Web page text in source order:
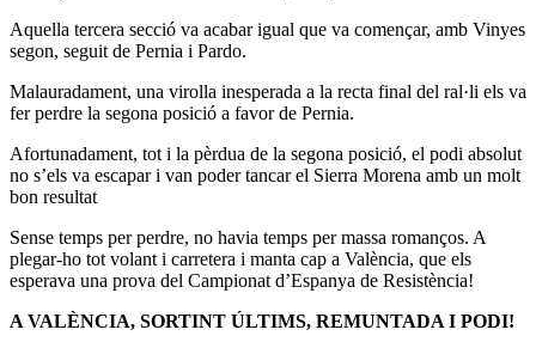
Aquella tercera secció va acabar igual que va començar, amb Vinyes
segon, seguit de Pernia i Pardo.
Malauradament, una virolla inesperada a la recta final del ral·li els va
fer perdre la segona posició a favor de Pernia.
Afortunadament, tot i la pèrdua de la segona posició, el podi absolut
no s’els va escapar i van poder tancar el Sierra Morena amb un molt
bon resultat
Sense temps per perdre, no havia temps per massa romanços. A
plegar-ho tot volant i carretera i manta cap a València, que els
esperava una prova del Campionat d’Espanya de Resistència!
A VALÈNCIA, SORTINT ÚLTIMS, REMUNTADA I PODI!